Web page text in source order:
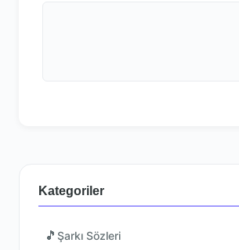
Kategoriler
🎵 Şarkı Sözleri